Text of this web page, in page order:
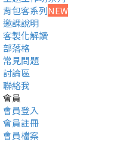
背包客系列NEW
邀課說明
客製化解讀
部落格
常見問題
討論區
聯絡我
會員
會員登入
會員註冊
會員檔案